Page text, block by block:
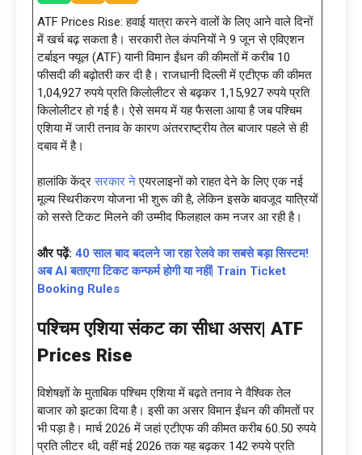
ATF Prices Rise: हवाई यात्रा करने वालों के लिए आने वाले दिनों
में खर्च बढ़ सकता है। सरकारी तेल कंपनियों ने 9 जून से एविएशन
टर्बाइन फ्यूल (ATF) यानी विमान ईंधन की कीमतों में करीब 10
फीसदी की बढ़ोतरी कर दी है। राजधानी दिल्ली में एटीएफ की कीमत
1,04,927 रुपये प्रति किलोलीटर से बढ़कर 1,15,927 रुपये प्रति
किलोलीटर हो गई है। ऐसे समय में यह फैसला आया है जब पश्चिम
एशिया में जारी तनाव के कारण अंतरराष्ट्रीय तेल बाजार पहले से ही
दबाव में है।
हालांकि केंद्रसरकार नेएयरलाइनों को राहत देने के लिए एक नई
मूल्य स्थिरीकरण योजना भी शुरू की है, लेकिन इसके बावजूद यात्रियों
को सस्ते टिकट मिलने की उम्मीद फिलहाल कम नजर आ रही है।
और पढ़ें: 40 साल बाद बदलने जा रहा रेलवे का सबसे बड़ा सिस्टम!
अब AI बताएगा टिकट कन्फर्म होगी या नहीं| Train Ticket
Booking Rules
पश्चिम एशिया संकट का सीधा असर| ATF
Prices Rise
विशेषज्ञों के मुताबिक पश्चिम एशिया में बढ़ते तनाव ने वैश्विक तेल
बाजार को झटका दिया है। इसी का असर विमान ईंधन की कीमतों पर
भी पड़ा है। मार्च 2026 में जहां एटीएफ की कीमत करीब 60.50 रुपये
प्रति लीटर थी, वहीं मई 2026 तक यह बढ़कर 142 रुपये प्रति